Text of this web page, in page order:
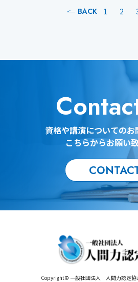
BACK 1 2
資格や講演についてのお
こちらからお願い
Copyright© 一般社団法人 人間力認定協